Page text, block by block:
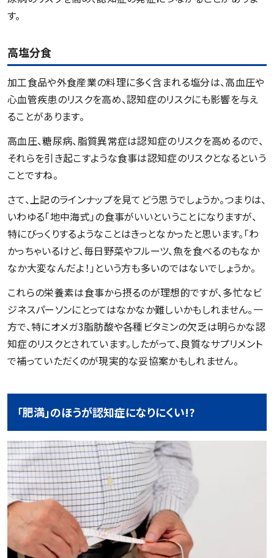
す。
高塩分食
加工食品や外食産業の料理に多く含まれる塩分は、高血圧や
心血管疾患のリスクを高め、認知症のリスクにも影響を与え
ることがあります。
高血圧、糖尿病、脂質異常症は認知症のリスクを高めるので、
それらを引き起こすような食事は認知症のリスクとなるという
ことですね。
さて、上記のラインナップを見てどう思うでしょうか。つまりは、
いわゆる「地中海式」の食事がいいということになりますが、
特にびっくりするようなことはきっとなかったと思います。「わ
かっちゃいるけど、毎日野菜やフルーツ、魚を食べるのもなか
なか大変なんだよ！」という方も多いのではないでしょうか。
これらの栄養素は食事から摂るのが理想的ですが、多忙なビ
ジネスパーソンにとってはなかなか難しいかもしれません。一
方で、特にオメガ3脂肪酸や各種ビタミンの欠乏は明らかな認
知症のリスクとされています。したがって、良質なサプリメント
で補っていただくのが現実的な妥協案かもしれません。
「肥満」のほうが認知症になりにくい!?